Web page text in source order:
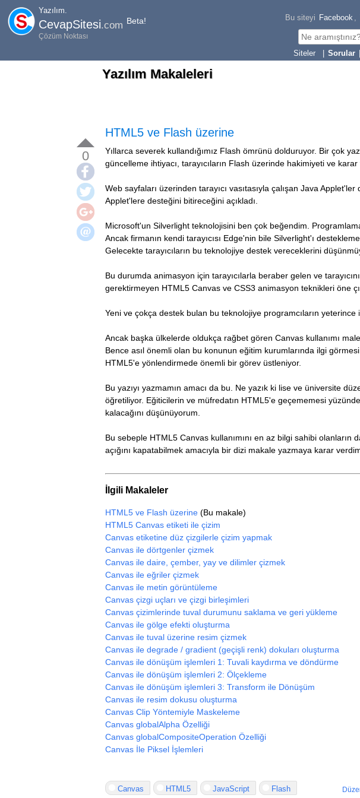
Yazılım.
CevapSitesi.com Beta!
Çözüm Noktası
Bu siteyi Facebook ,
Sorular
Yazılım Makaleleri
0
HTML5 ve Flash üzerine
Yıllarca severek kullandığımız Flash ömrünü dolduruyor. Bir çok
güncelleme ihtiyacı, tarayıcıların Flash üzerinde hakimiyeti ve
Web sayfaları üzerinden tarayıcı vasıtasıyla çalışan Java
Applet'lere desteğini bitireceğini açıkladı.
Microsoft'un Silverlight teknolojisini ben çok beğendim.
Ancak firmanın kendi tarayıcısı Edge'nin bile Silverlight'ı
Gelecekte tarayıcıların bu teknolojiye destek vereceklerini
Bu durumda animasyon için tarayıcılarla beraber gelen ve
gerektirmeyen HTML5 Canvas ve CSS3 animasyon teknikleri öne
Yeni ve çokça destek bulan bu teknolojiye programcıların yeterince
Ancak başka ülkelerde oldukça rağbet gören Canvas kullanımı
Bence asıl önemli olan bu konunun eğitim kurumlarında ilgi
HTML5'e yönlendirmede önemli bir görev üstleniyor.
Bu yazıyı yazmamın amacı da bu. Ne yazık ki lise ve üniversite
öğretiliyor. Eğiticilerin ve müfredatın HTML5'e geçememesi
kalacağını düşünüyorum.
Bu sebeple HTML5 Canvas kullanımını en az bilgi sahibi
açığını kapatabilmek amacıyla bir dizi makale yazmaya karar
İlgili Makaleler
HTML5 ve Flash üzerine (Bu makale)
HTML5 Canvas etiketi ile çizim
Canvas etiketine düz çizgilerle çizim yapmak
Canvas ile dörtgenler çizmek
Canvas ile daire, çember, yay ve dilimler çizmek
Canvas ile eğriler çizmek
Canvas ile metin görüntüleme
Canvas çizgi uçları ve çizgi birleşimleri
Canvas çizimlerinde tuval durumunu saklama ve geri yükleme
Canvas ile gölge efekti oluşturma
Canvas ile tuval üzerine resim çizmek
Canvas ile degrade / gradient (geçişli renk) dokuları oluşturma
Canvas ile dönüşüm işlemleri 1: Tuvali kaydırma ve döndürme
Canvas ile dönüşüm işlemleri 2: Ölçekleme
Canvas ile dönüşüm işlemleri 3: Transform ile Dönüşüm
Canvas ile resim dokusu oluşturma
Canvas Clip Yöntemiyle Maskeleme
Canvas globalAlpha Özelliği
Canvas globalCompositeOperation Özelliği
Canvas İle Piksel İşlemleri
Canvas HTML5 JavaScript Flash